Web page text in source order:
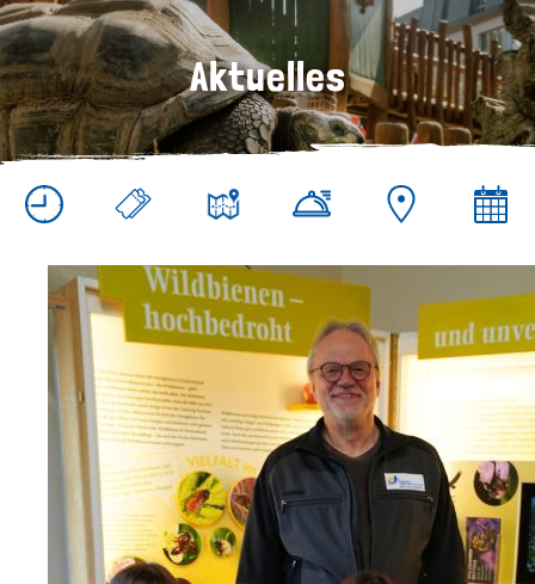
Aktuelles